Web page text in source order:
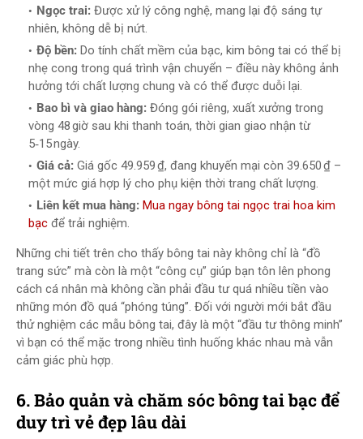
Ngọc trai: Được xử lý công nghệ, mang lại độ sáng tự
nhiên, không dễ bị nứt.
Độ bền: Do tính chất mềm của bạc, kim bông tai có thể bị
nhẹ cong trong quá trình vận chuyển – điều này không ảnh
hưởng tới chất lượng chung và có thể được duỗi lại.
Bao bì và giao hàng: Đóng gói riêng, xuất xưởng trong
vòng 48 giờ sau khi thanh toán, thời gian giao nhận từ
5‑15 ngày.
Giá cả: Giá gốc 49.959 ₫, đang khuyến mại còn 39.650 ₫ –
một mức giá hợp lý cho phụ kiện thời trang chất lượng.
Liên kết mua hàng: Mua ngay bông tai ngọc trai hoa kim
bạc để trải nghiệm.
Những chi tiết trên cho thấy bông tai này không chỉ là “đồ
trang sức” mà còn là một “công cụ” giúp bạn tôn lên phong
cách cá nhân mà không cần phải đầu tư quá nhiều tiền vào
những món đồ quá “phóng túng”. Đối với người mới bắt đầu
thử nghiệm các mẫu bông tai, đây là một “đầu tư thông minh”
vì bạn có thể mặc trong nhiều tình huống khác nhau mà vẫn
cảm giác phù hợp.
6. Bảo quản và chăm sóc bông tai bạc để
duy trì vẻ đẹp lâu dài